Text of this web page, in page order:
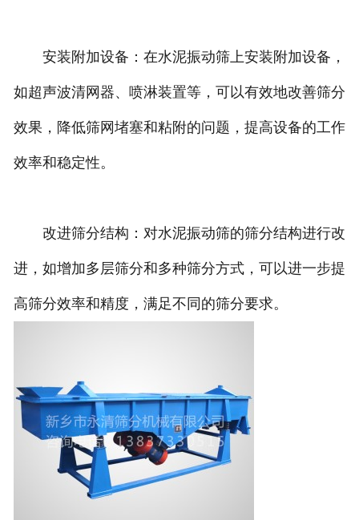
安装附加设备：在水泥振动筛上安装附加设备，
如超声波清网器、喷淋装置等，可以有效地改善筛分
效果，降低筛网堵塞和粘附的问题，提高设备的工作
效率和稳定性。
改进筛分结构：对水泥振动筛的筛分结构进行改
进，如增加多层筛分和多种筛分方式，可以进一步提
高筛分效率和精度，满足不同的筛分要求。